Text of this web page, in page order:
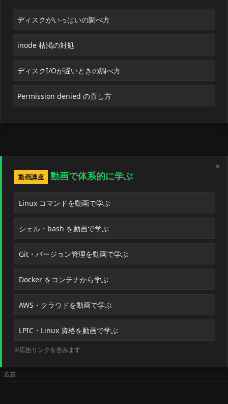
ディスクがいっぱいの調べ方
inode 枯渇の対処
ディスクI/Oが遅いときの調べ方
Permission denied の直し方
×
動画講座
動画で体系的に学ぶ
Linux コマンドを動画で学ぶ
シェル・bash を動画で学ぶ
Git・バージョン管理を動画で学ぶ
Docker をコンテナから学ぶ
AWS・クラウドを動画で学ぶ
LPIC・Linux 資格を動画で学ぶ
※広告リンクを含みます